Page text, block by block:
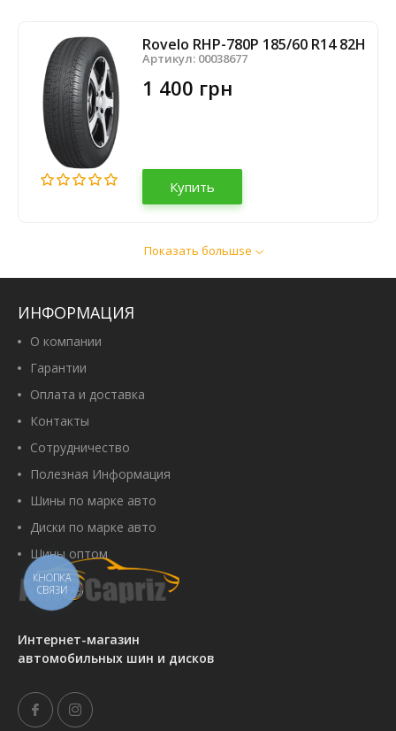
Rovelo RHP-780P 185/60 R14 82H
Артикул: 00038677
1 400 грн
Купить
Артикул:00007055
R14 82H
Артикул:
Показать большsе
Интернет-магазин
автомобильных шин и дисков
ИНФОРМАЦИЯ
О компании
Гарантии
Оплата и доставка
Контакты
Сотрудничество
Полезная Информация
Шины по марке авто
Диски по марке авто
Шины оптом
КНОПКА
СВЯЗИ